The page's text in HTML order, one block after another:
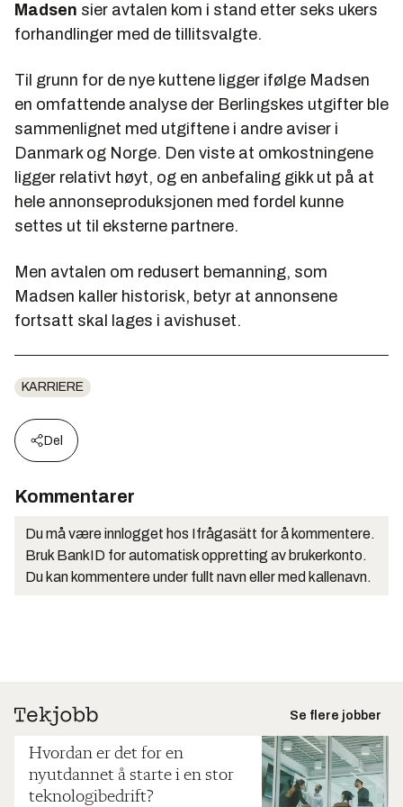
Madsen sier avtalen kom i stand etter seks ukers
forhandlinger med de tillitsvalgte.
Til grunn for de nye kuttene ligger ifølge Madsen
en omfattende analyse der Berlingskes utgifter ble
sammenlignet med utgiftene i andre aviser i
Danmark og Norge. Den viste at omkostningene
ligger relativt høyt, og en anbefaling gikk ut på at
hele annonseproduksjonen med fordel kunne
settes ut til eksterne partnere.
Men avtalen om redusert bemanning, som
Madsen kaller historisk, betyr at annonsene
fortsatt skal lages i avishuset.
KARRIERE
Del
Kommentarer
Du må være innlogget hos Ifrågasätt for å kommentere.
Bruk BankID for automatisk oppretting av brukerkonto.
Du kan kommentere under fullt navn eller med kallenavn.
Se flere jobber
Hvordan er det for en
nyutdannet å starte i en stor
teknologibedrift?